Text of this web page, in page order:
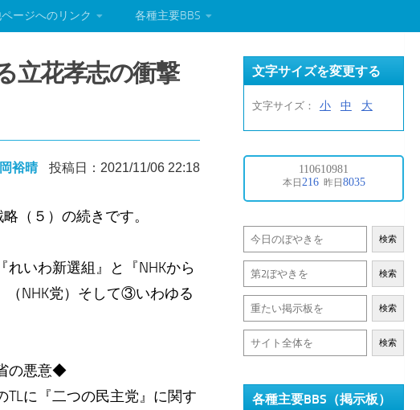
ージへのリンク 各種主要BBS
立花孝志の衝撃
裕晴 投稿日：2021/11/06 22:18
（５）の続きです。
いわ新選組』と『NHKから
（NHK党）そして③いわゆる
の悪意◆
に『二つの民主党』に関す
文字サイズを変更する
文字サイズ： 小 中 大
検索
検索
検索
検索
各種主要BBS（掲示板）